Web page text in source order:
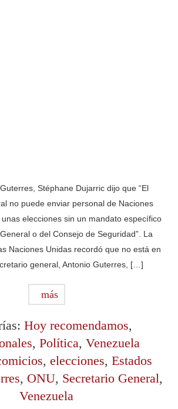
Stéphane Dujarric dijo que “El
no puede enviar personal de Naciones
elecciones sin un mandato específico
o del Consejo de Seguridad”. La
Naciones Unidas recordó que no está en
general, Antonio Guterres, […]
más
Hoy recomendamos,
, Política, Venezuela
, elecciones, Estados
, ONU, Secretario General,
Venezuela